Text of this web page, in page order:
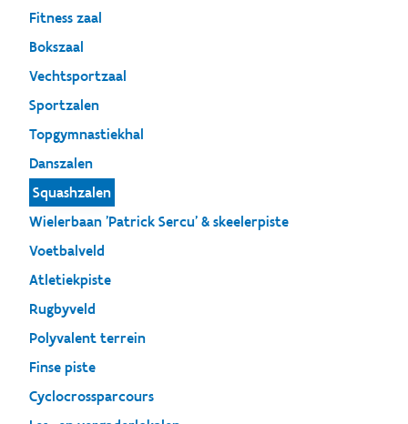
Fitness zaal
Bokszaal
Vechtsportzaal
Sportzalen
Topgymnastiekhal
Danszalen
Squashzalen
Wielerbaan 'Patrick Sercu' & skeelerpiste
Voetbalveld
Atletiekpiste
Rugbyveld
Polyvalent terrein
Finse piste
Cyclocrossparcours